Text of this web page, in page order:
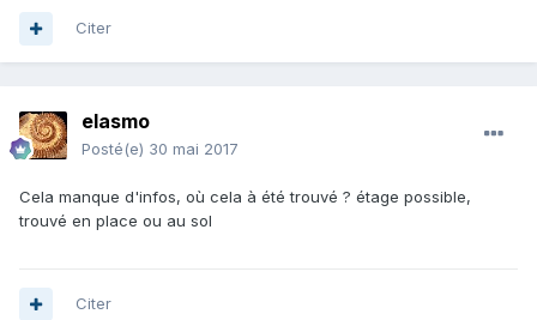
Citer
elasmo
Posté(e) 30 mai 2017
Cela manque d'infos, où cela à été trouvé ? étage possible,
trouvé en place ou au sol
Citer